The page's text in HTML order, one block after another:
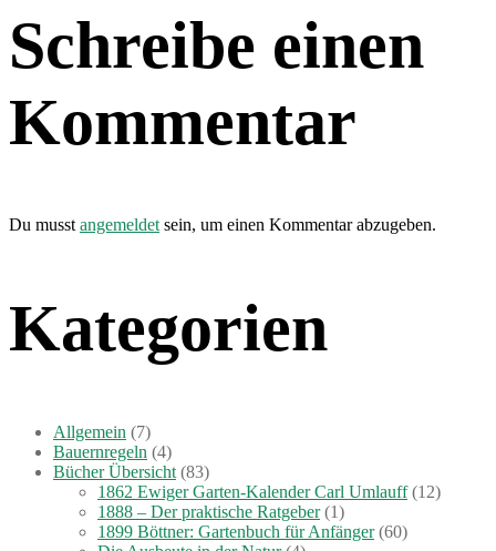
Schreibe einen
Kommentar
Du musst angemeldet sein, um einen Kommentar abzugeben.
Kategorien
Allgemein (7)
Bauernregeln (4)
Bücher Übersicht (83)
1862 Ewiger Garten-Kalender Carl Umlauff(12)
1888 – Der praktische Ratgeber(1)
1899 Böttner: Gartenbuch für Anfänger(60)